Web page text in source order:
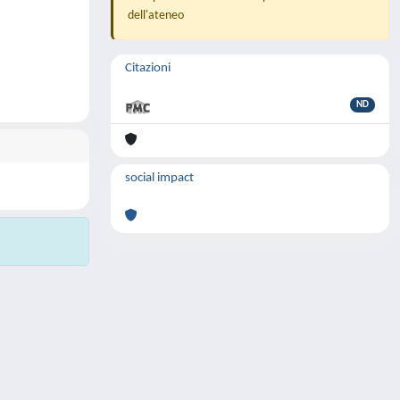
dell'ateneo
Citazioni
ND
social impact